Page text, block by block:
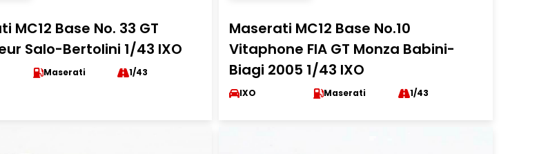
MC12 Base No. 33 GT
Salo-Bertolini 1/43 IXO
Maserati 1/43
Maserati MC12 Base No.10
Vitaphone FIA GT Monza Babini-
Biagi 2005 1/43 IXO
IXO Maserati 1/43